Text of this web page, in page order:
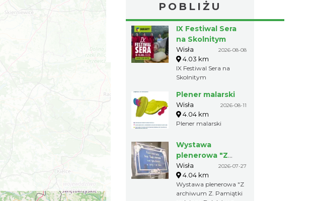
POBLIŻU
IX Festiwal Sera
na Skolnitym
Wisła 2026-08-08
4.03 km
IX Festiwal Sera na
Skolnitym
Plener malarski
Wisła 2026-08-11
4.04 km
Plener malarski
Wystawa
plenerowa "Z
archiwum Z.
Pamiątki rodzinne
Polaków z
Zaolzia"
Wisła 2026-07-27
4.04 km
Wystawa plenerowa "Z
archiwum Z. Pamiątki